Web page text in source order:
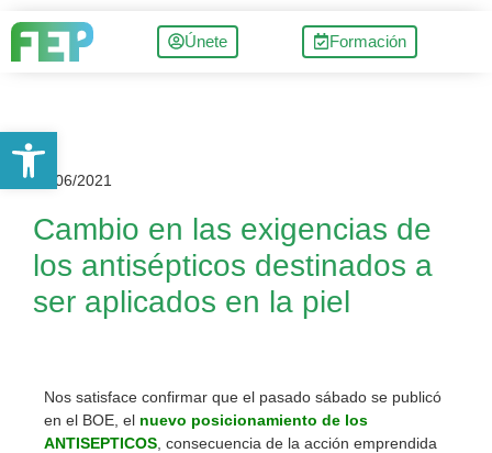
Únete Formación
24/06/2021
Cambio en las exigencias de
los antisépticos destinados a
ser aplicados en la piel
Nos satisface confirmar que el pasado sábado se publicó
en el BOE, el nuevo posicionamiento de los
ANTISEPTICOS , consecuencia de la acción emprendida
Abrir barra de herramientas